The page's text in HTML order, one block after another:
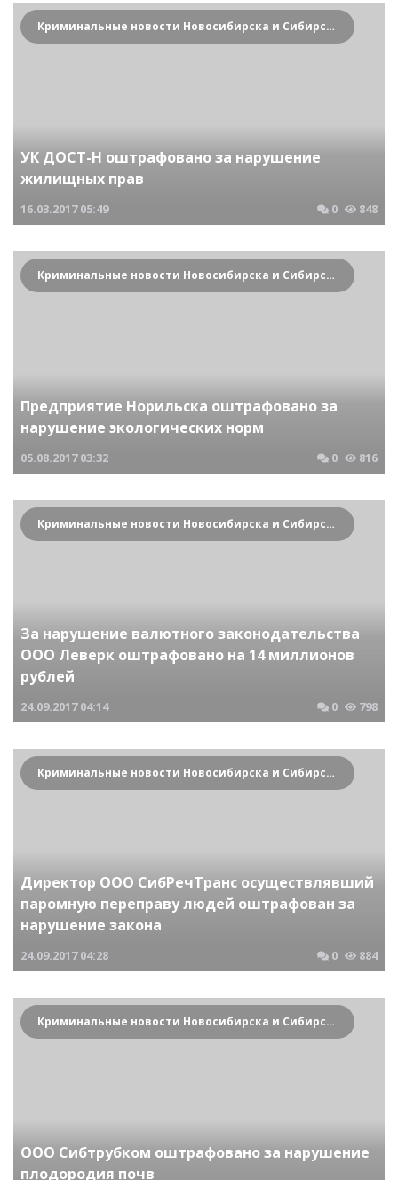
Криминальные новости Новосибирска и Сибирского региона
УК ДОСТ-Н оштрафовано за нарушение
жилищных прав
16.03.2017 05:49 0 848
Криминальные новости Новосибирска и Сибирского региона
Предприятие Норильска оштрафовано за
нарушение экологических норм
05.08.2017 03:32 0 816
Криминальные новости Новосибирска и Сибирского региона
За нарушение валютного законодательства
ООО Леверк оштрафовано на 14 миллионов
рублей
24.09.2017 04:14 0 798
Криминальные новости Новосибирска и Сибирского региона
Директор ООО СибРечТранс осуществлявший
паромную переправу людей оштрафован за
нарушение закона
24.09.2017 04:28 0 884
Криминальные новости Новосибирска и Сибирского региона
ООО Сибтрубком оштрафовано за нарушение
плодородия почв